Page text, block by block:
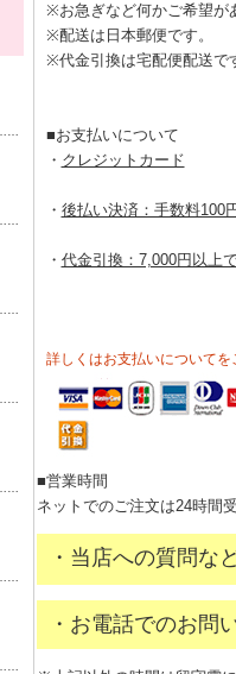
※お急ぎなど何かご希望が
※配送は日本郵便です。
※代金引換は宅配便配送で
■お支払いについて
・ クレジットカード
・ 後払い決済：手数料100
・ 代金引換：7,000円以上
詳しくはお支払いについてを
■営業時間
ネットでのご注文は24時間
・当店への質問な
・お電話でのお